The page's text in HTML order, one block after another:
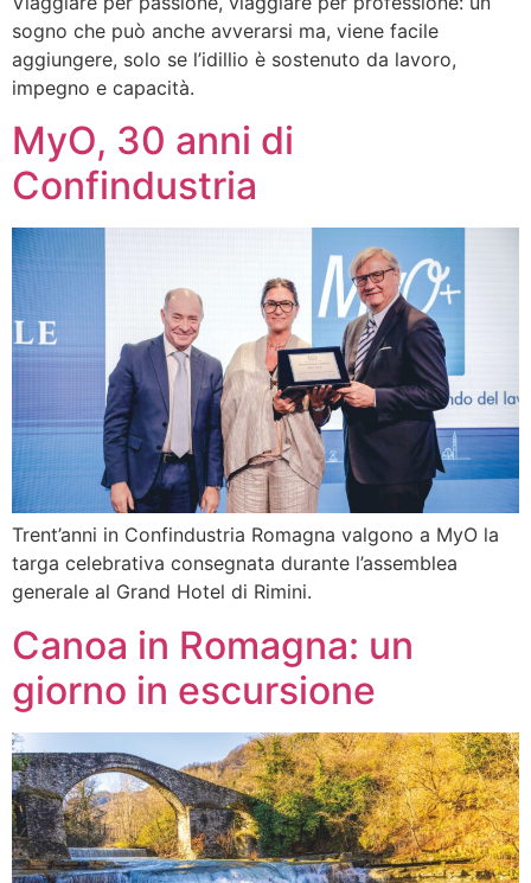
sogno che può anche avverarsi ma, viene facile
aggiungere, solo se l’idillio è sostenuto da lavoro,
impegno e capacità.
MyO, 30 anni di
Confindustria
Trent’anni in Confindustria Romagna valgono a MyO la
targa celebrativa consegnata durante l’assemblea
generale al Grand Hotel di Rimini.
Canoa in Romagna: un
giorno in escursione